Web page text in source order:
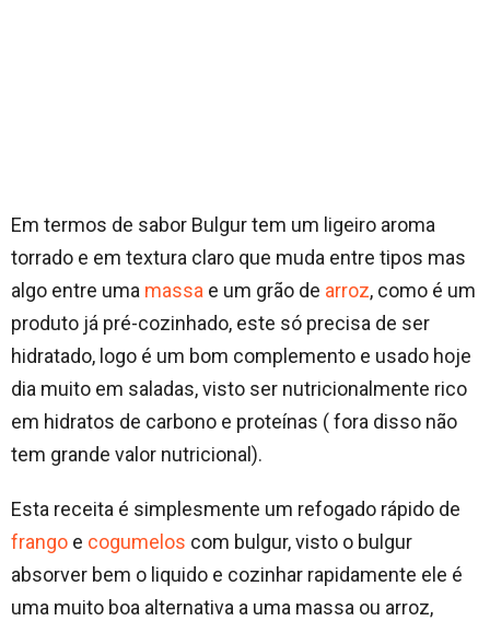
Em termos de sabor Bulgur tem um ligeiro aroma
torrado e em textura claro que muda entre tipos mas
algo entre uma massa e um grão de arroz, como é um
produto já pré-cozinhado, este só precisa de ser
hidratado, logo é um bom complemento e usado hoje
dia muito em saladas, visto ser nutricionalmente rico
em hidratos de carbono e proteínas ( fora disso não
tem grande valor nutricional).
Esta receita é simplesmente um refogado rápido de
frango e cogumelos com bulgur, visto o bulgur
absorver bem o liquido e cozinhar rapidamente ele é
uma muito boa alternativa a uma massa ou arroz,